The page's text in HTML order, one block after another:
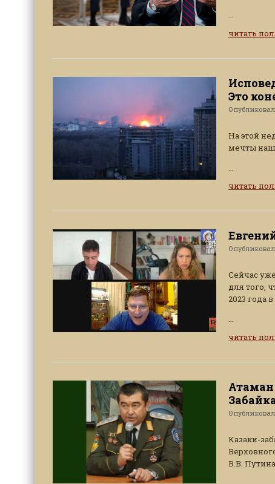
читать
Это
Опубликовал
На этой
мечты
читать
Опубликовал
Сейчас
для того,
2023 года
читать
Атаман
Опубликовал
Казаки-
В.В. Путина.